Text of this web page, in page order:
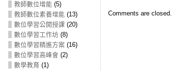
教師數位增能(5)
教師數位素養增能(13)
數位學習公開授課 (20)
數位學習工作坊(8)
數位學習精進方案 (16)
數位學習高峰會 (2)
數學教育 (1)
Comments are closed.